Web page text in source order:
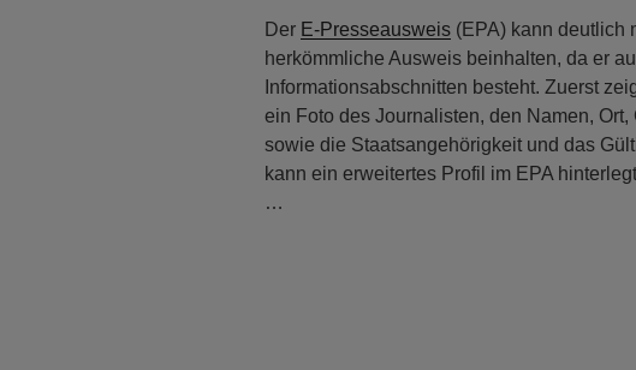
Der E-Presseausweis (EPA) kann deutlich
herkömmliche Ausweis beinhalten, da er
Informationsabschnitten besteht. Zuerst
ein Foto des Journalisten, den Namen,
sowie die Staatsangehörigkeit und das
kann ein erweitertes Profil im EPA
…